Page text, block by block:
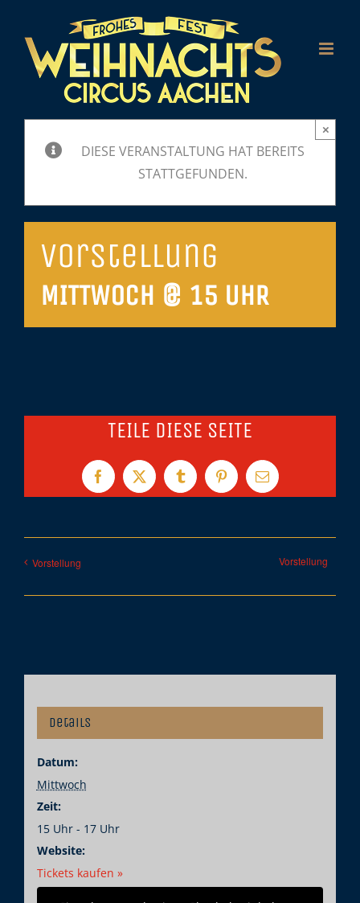
Inhalt
springen
DIESE VERANSTALTUNG HAT BEREITS
STATTGEFUNDEN.
×
Vorstellung
MITTWOCH @ 15 UHR
TEILE DIESE SEITE
Facebook
X TumblrPinterest
E-
Mail
Vorstellung Vorstellung
Details
Datum:
Mittwoch
Zeit:
15 Uhr - 17 Uhr
Website:
Tickets kaufen »